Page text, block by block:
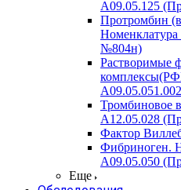
A09.05.125
Протромбин
№804н)
Растворимые
Тромбиновое
A12.05.028
Фактор
Фибриноген.
A09.05.050
Еще